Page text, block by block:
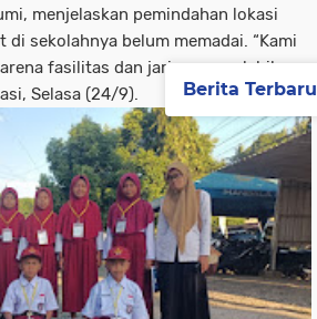
menjelaskan pemindahan lokasi
sekolahnya belum memadai. “Kami
fasilitas dan jaringannya lebih
Selasa (24/9).
Berita Terbaru